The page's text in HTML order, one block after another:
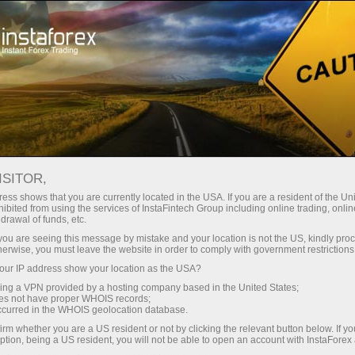
Untuk Pedagang
Syarat Perdagangan
InstaForex di telefon bimbit anda
Forex trading app for
mobile devices IOS,
Android
Berdagang dengan InstaForex pada bila-bila
masa dan di mana sahaja! Aplikasi mudah alih
InstaForex untuk iOS dan Android
shows that you are currently located in the USA. If you are a resident of the
from using the services of InstaFintech Group including online trading,
of funds, etc.
are seeing this message by mistake and your location is not the US, kindly
you must leave the website in order to comply with government
IP address show your location as the USA?
a VPN provided by a hosting company based in the United States;
not have proper WHOIS records;
in the WHOIS geolocation database.
whether you are a US resident or not by clicking the relevant button below. If
being a US resident, you will not be able to open an account with InstaForex